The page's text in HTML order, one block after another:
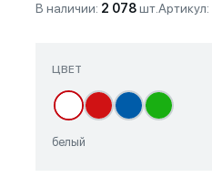
В наличии: 2 078шт.Артикул:
ЦВЕТ
белый